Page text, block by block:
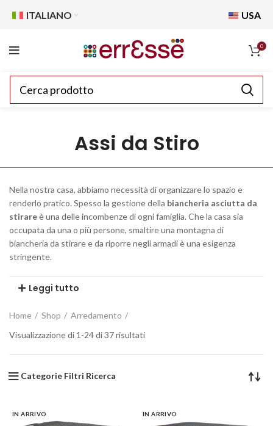
ITALIANO USA
0
Assi da Stiro
Nella nostra casa, abbiamo necessità di organizzare lo spazio e
renderlo pratico. Spesso la gestione della biancheria asciutta da
stirareè una delle incombenze di ogni famiglia. Che la casa sia
occupata da una o più persone, smaltire una montagna di
biancheria da stirare e da riporre negli armadi è una esigenza
stringente.
Leggi tutto
Home Shop
Arredamento
Visualizzazione di 1-24 di 37 risultati
Categorie Filtri Ricerca
IN ARRIVO IN ARRIVO